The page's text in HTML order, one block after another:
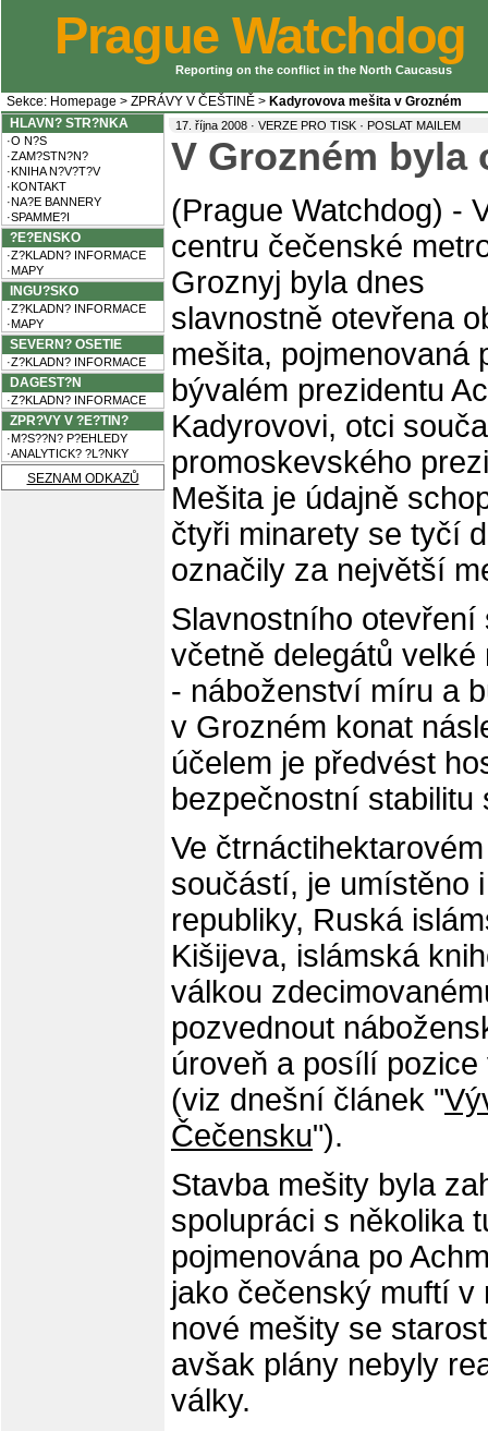
Prague Watchdog
Reporting on the conflict in the North Caucasus
Sekce: Homepage > ZPRÁVY V ČEŠTINĚ > Kadyrovova mešita v Grozném
HLAVN? STR?NKA
·O N?S
·ZAM?STN?N?
·KNIHA N?V?T?V
·KONTAKT
·NA?E BANNERY
·SPAMME?I
?E?ENSKO
·Z?KLADN? INFORMACE
·MAPY
INGU?SKO
·Z?KLADN? INFORMACE
·MAPY
SEVERN? OSETIE
·Z?KLADN? INFORMACE
DAGEST?N
·Z?KLADN? INFORMACE
ZPR?VY V ?E?TIN?
·M?S??N? P?EHLEDY
·ANALYTICK? ?L?NKY
SEZNAM ODKAZŮ
17. října 2008 · VERZE PRO TISK · POSLAT MAILEM
V Grozném byla
(Prague Watchdog) -
centru čečenské
Groznyj byla dnes
slavnostně otevřena
mešita, pojmenovaná
bývalém prezidentu
Kadyrovovi, otci
promoskevského
Mešita je údajně
čtyři minarety se tyčí
označily za největší
Slavnostního
včetně delegátů
- náboženství míru a
v Grozném konat
účelem je předvést
bezpečnostní
Ve
součástí, je umístěno
republiky, Ruská
Kišijeva, islámská
válkou
pozvednout
úroveň a posílí
(viz dnešní článek "
Čečensku").
Stavba mešity byla
spolupráci s několika
pojmenována po
jako čečenský muftí v
nové mešity se
avšak plány nebyly
války.